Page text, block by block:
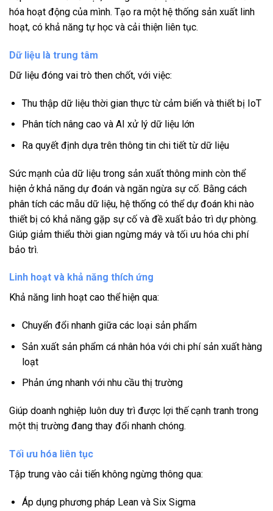
hóa hoạt động của mình. Tạo ra một hệ thống sản xuất linh
hoạt, có khả năng tự học và cải thiện liên tục.
Dữ liệu là trung tâm
Dữ liệu đóng vai trò then chốt, với việc:
Thu thập dữ liệu thời gian thực từ cảm biến và thiết bị IoT
Phân tích nâng cao và AI xử lý dữ liệu lớn
Ra quyết định dựa trên thông tin chi tiết từ dữ liệu
Sức mạnh của dữ liệu trong sản xuất thông minh còn thể
hiện ở khả năng dự đoán và ngăn ngừa sự cố. Bằng cách
phân tích các mẫu dữ liệu, hệ thống có thể dự đoán khi nào
thiết bị có khả năng gặp sự cố và đề xuất bảo trì dự phòng.
Giúp giảm thiểu thời gian ngừng máy và tối ưu hóa chi phí
bảo trì.
Linh hoạt và khả năng thích ứng
Khả năng linh hoạt cao thể hiện qua:
Chuyển đổi nhanh giữa các loại sản phẩm
Sản xuất sản phẩm cá nhân hóa với chi phí sản xuất hàng
loạt
Phản ứng nhanh với nhu cầu thị trường
Giúp doanh nghiệp luôn duy trì được lợi thế cạnh tranh trong
một thị trường đang thay đổi nhanh chóng.
Tối ưu hóa liên tục
Tập trung vào cải tiến không ngừng thông qua:
Áp dụng phương pháp Lean và Six Sigma